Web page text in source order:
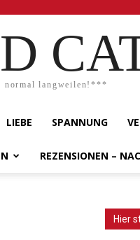
normal langweilen!***
LIEBE SPANNUNG
REZENSIONEN –
Hier